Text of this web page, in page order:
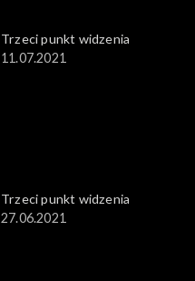
Trzeci punkt widzenia
11.07.2021
Trzeci punkt widzenia
27.06.2021